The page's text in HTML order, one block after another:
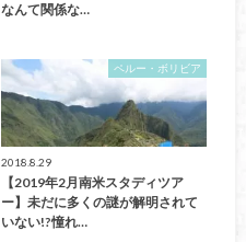
なんて関係な…
ペルー・ボリビア
2018.8.29
【2019年2月南米スタディツア
ー】未だに多くの謎が解明されて
いない!?憧れ…